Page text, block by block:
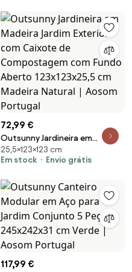
Portugal
72,99 €
Outsunny Jardineira em
Madeira Jardim Exterior com
Caixote de Compostagem
cm Madeira Natural | Aosom
Portugal
25,5×123×123 cm
Em stock
Envio grátis
117,99 €